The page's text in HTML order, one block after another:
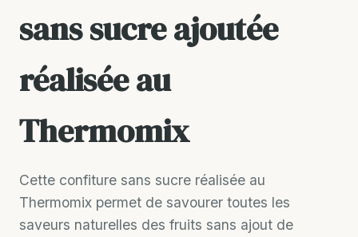
sans sucre ajoutée
réalisée au
Thermomix
Cette confiture sans sucre réalisée au
Thermomix permet de savourer toutes les
saveurs naturelles des fruits sans ajout de